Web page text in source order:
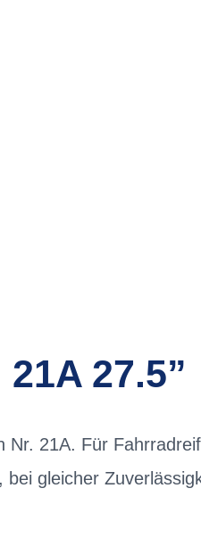
21A 27.5”
21A. Für
gleicher